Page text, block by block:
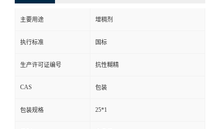
主要用途 增稠剂
执行标准 国标
生产许可证编号 抗性糊精
CAS 包装
包装规格 25*1